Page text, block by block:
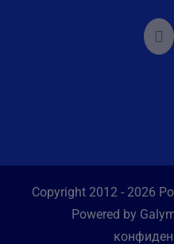
Copyright 2012 - 2026
Powered by